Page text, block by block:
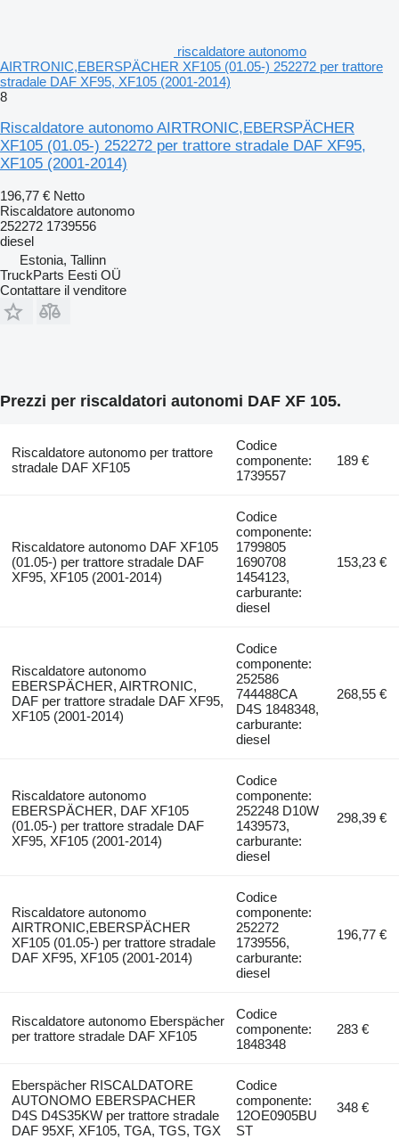
riscaldatore autonomo
AIRTRONIC,EBERSPÄCHER XF105 (01.05-) 252272 per trattore
stradale DAF XF95, XF105 (2001-2014)
8
Riscaldatore autonomo AIRTRONIC,EBERSPÄCHER
XF105 (01.05-) 252272 per trattore stradale DAF XF95,
XF105 (2001-2014)
196,77 € Netto
Riscaldatore autonomo
252272 1739556
diesel
Estonia, Tallinn
TruckParts Eesti OÜ
Contattare il venditore
Prezzi per riscaldatori autonomi DAF XF 105.
Riscaldatore autonomo per trattore
stradale DAF XF105
Codice
componente:
1739557
189 €
Riscaldatore autonomo DAF XF105
(01.05-) per trattore stradale DAF
XF95, XF105 (2001-2014)
Codice
componente:
1799805
1690708
1454123,
carburante:
diesel
153,23 €
Riscaldatore autonomo
EBERSPÄCHER, AIRTRONIC,
DAF per trattore stradale DAF XF95,
XF105 (2001-2014)
Codice
componente:
252586
744488CA
D4S 1848348,
carburante:
diesel
268,55 €
Riscaldatore autonomo
EBERSPÄCHER, DAF XF105
(01.05-) per trattore stradale DAF
XF95, XF105 (2001-2014)
Codice
componente:
252248 D10W
1439573,
carburante:
diesel
298,39 €
Riscaldatore autonomo
AIRTRONIC,EBERSPÄCHER
XF105 (01.05-) per trattore stradale
DAF XF95, XF105 (2001-2014)
Codice
componente:
252272
1739556,
carburante:
diesel
196,77 €
Riscaldatore autonomo Eberspächer
per trattore stradale DAF XF105
Codice
componente:
1848348
283 €
Eberspächer RISCALDATORE
AUTONOMO EBERSPACHER
D4S D4S35KW per trattore stradale
DAF 95XF, XF105, TGA, TGS, TGX
Codice
componente:
12OE0905BU
ST
348 €